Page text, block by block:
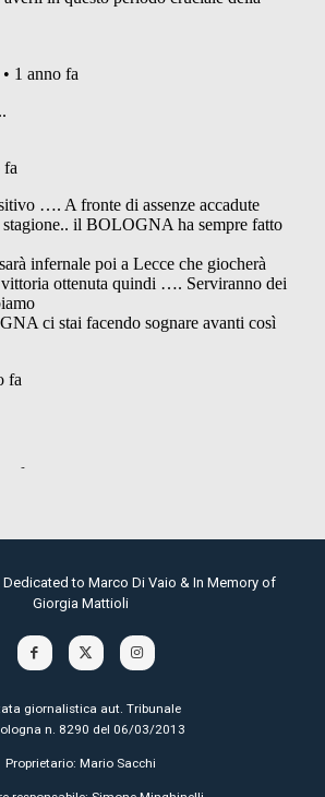
to Marco Di Vaio & In Memory of
Giorgia Mattioli
giornalistica aut. Tribunale
n. 8290 del 06/03/2013
Proprietario: Mario Sacchi